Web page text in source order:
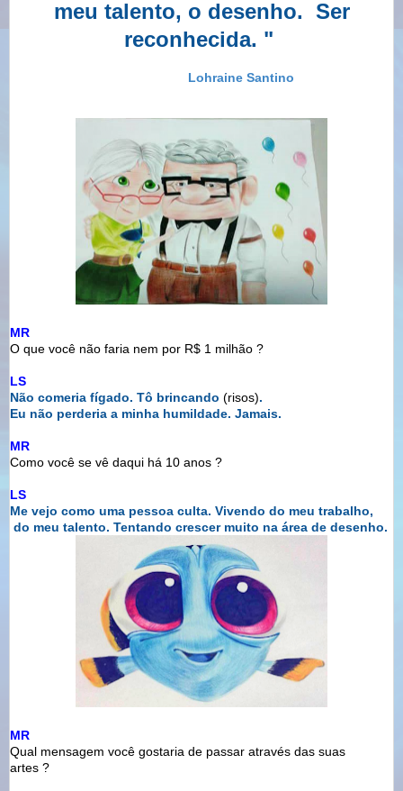
meu talento, o desenho. Ser
reconhecida. "
Lohraine Santino
MR
O que você não faria nem por R$ 1 milhão ?
LS
Não comeria fígado. Tô brincando (risos).
Eu não perderia a minha humildade. Jamais.
MR
Como você se vê daqui há 10 anos ?
LS
Me vejo como uma pessoa culta. Vivendo do meu trabalho,
do meu talento. Tentando crescer muito na área de desenho.
MR
Qual mensagem você gostaria de passar através das suas
artes ?